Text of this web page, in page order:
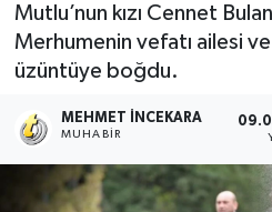
Mutlu’nun kızı Cennet
Merhumenin vefatı ailesi ve
üzüntüye boğdu.
MEHMET İNCEKARA
MUHABIR